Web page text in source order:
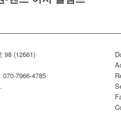
98 (12661)
7966-4785